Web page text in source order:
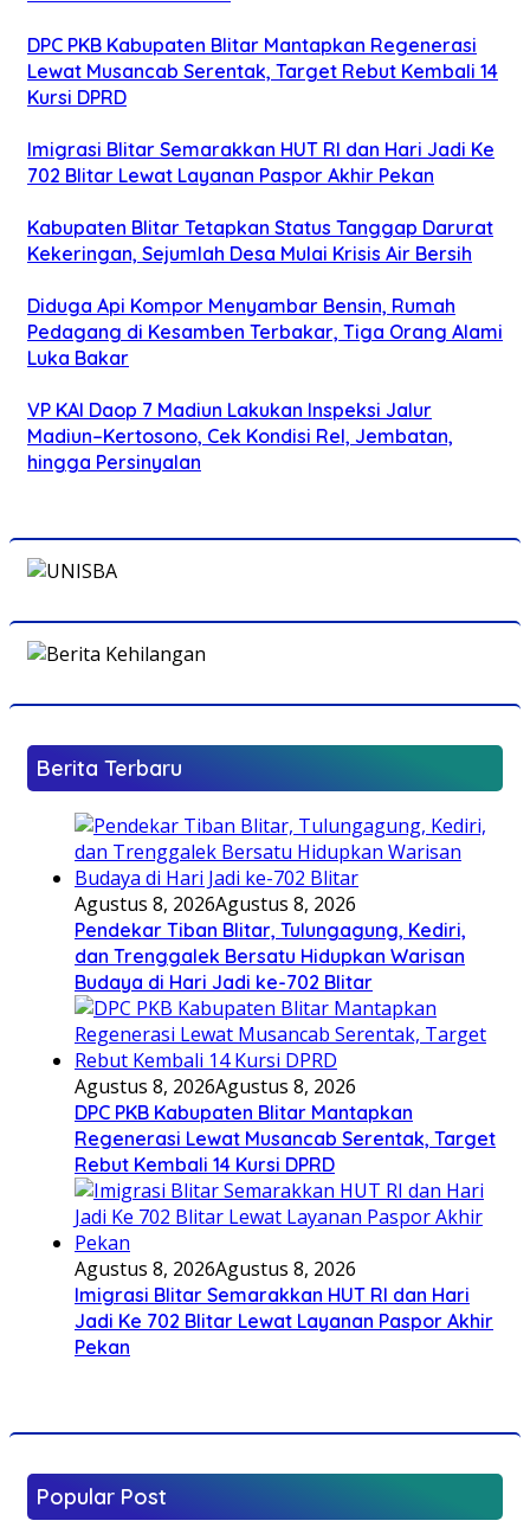
DPC PKB Kabupaten Blitar Mantapkan Regenerasi
Lewat Musancab Serentak, Target Rebut Kembali 14
Kursi DPRD
Imigrasi Blitar Semarakkan HUT RI dan Hari Jadi Ke
702 Blitar Lewat Layanan Paspor Akhir Pekan
Kabupaten Blitar Tetapkan Status Tanggap Darurat
Kekeringan, Sejumlah Desa Mulai Krisis Air Bersih
Diduga Api Kompor Menyambar Bensin, Rumah
Pedagang di Kesamben Terbakar, Tiga Orang Alami
Luka Bakar
VP KAI Daop 7 Madiun Lakukan Inspeksi Jalur
Madiun–Kertosono, Cek Kondisi Rel, Jembatan,
hingga Persinyalan
Berita Terbaru
Agustus 8, 2026Agustus 8, 2026
Pendekar Tiban Blitar, Tulungagung, Kediri,
dan Trenggalek Bersatu Hidupkan Warisan
Budaya di Hari Jadi ke-702 Blitar
Agustus 8, 2026Agustus 8, 2026
DPC PKB Kabupaten Blitar Mantapkan
Regenerasi Lewat Musancab Serentak, Target
Rebut Kembali 14 Kursi DPRD
Agustus 8, 2026Agustus 8, 2026
Imigrasi Blitar Semarakkan HUT RI dan Hari
Jadi Ke 702 Blitar Lewat Layanan Paspor Akhir
Pekan
Popular Post